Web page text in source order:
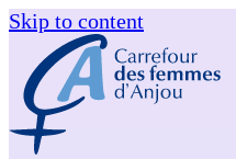
Skip to content